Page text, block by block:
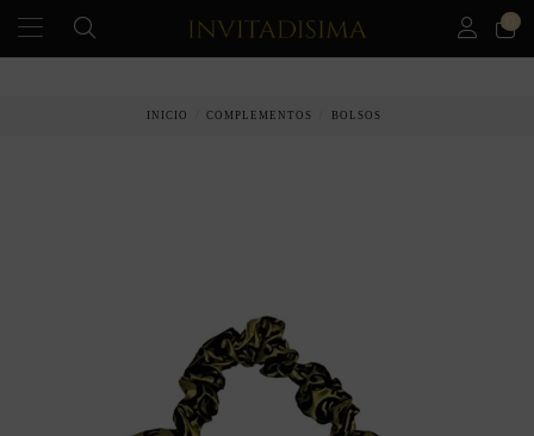
INICIO COMPLEMENTOS BOLSOS